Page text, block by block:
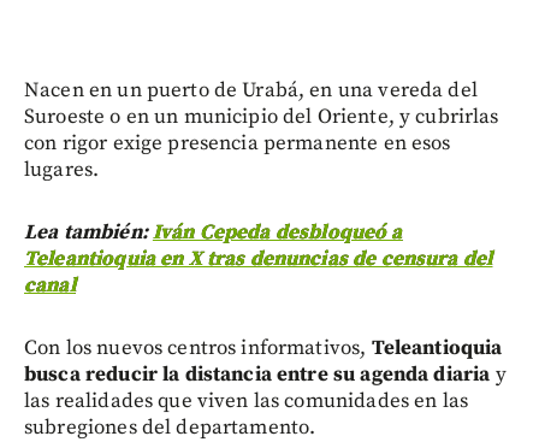
Nacen en un puerto de Urabá, en una vereda del
Suroeste o en un municipio del Oriente, y cubrirlas
con rigor exige presencia permanente en esos
lugares.
Lea también:Iván Cepeda desbloqueó a
Teleantioquia en X tras denuncias de censura del
canal
Con los nuevos centros informativos, Teleantioquia
busca reducir la distancia entre su agenda diaria y
las realidades que viven las comunidades en las
subregiones del departamento.